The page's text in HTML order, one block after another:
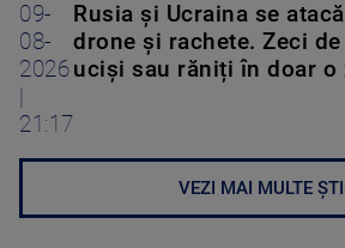
09-
08-
2026
21:17
Rusia și Ucraina se
drone și rachete. Zeci
uciși sau răniți în doar o
VEZI MAI MULTE